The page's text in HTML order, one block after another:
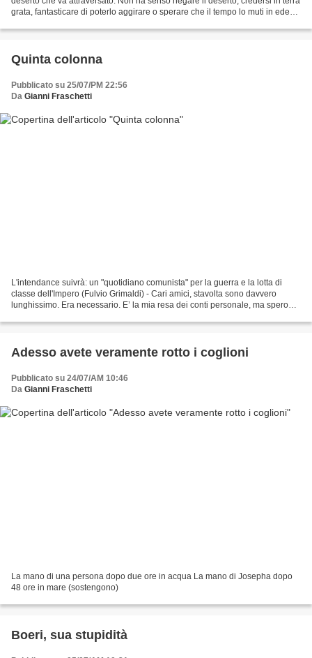
grata, fantasticare di poterlo aggirare o sperare che il tempo lo muti in eden.
Quinta colonna
Pubblicato su 25/07/PM 22:56
Da Gianni Fraschetti
L'intendance suivrà: un "quotidiano comunista" per la guerra e la lotta di
classe dell'Impero (Fulvio Grimaldi) - Cari amici, stavolta sono davvero
lunghissimo. Era necessario. E’ la mia resa dei conti personale, ma spero
Adesso avete veramente rotto i coglioni
Pubblicato su 24/07/AM 10:46
Da Gianni Fraschetti
La mano di una persona dopo due ore in acqua La mano di Josepha dopo
48 ore in mare (sostengono)
Boeri, sua stupidità